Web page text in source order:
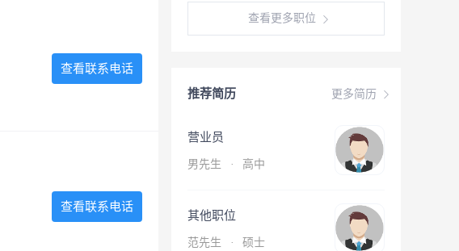
查看更多职位
更多简历
推荐简历
营业员
男先生 · 高中
其他职位
范先生 · 硕士
查看联系电话
查看联系电话